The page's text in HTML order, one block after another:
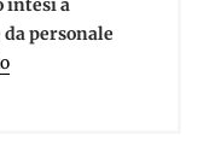
intesi a
personale